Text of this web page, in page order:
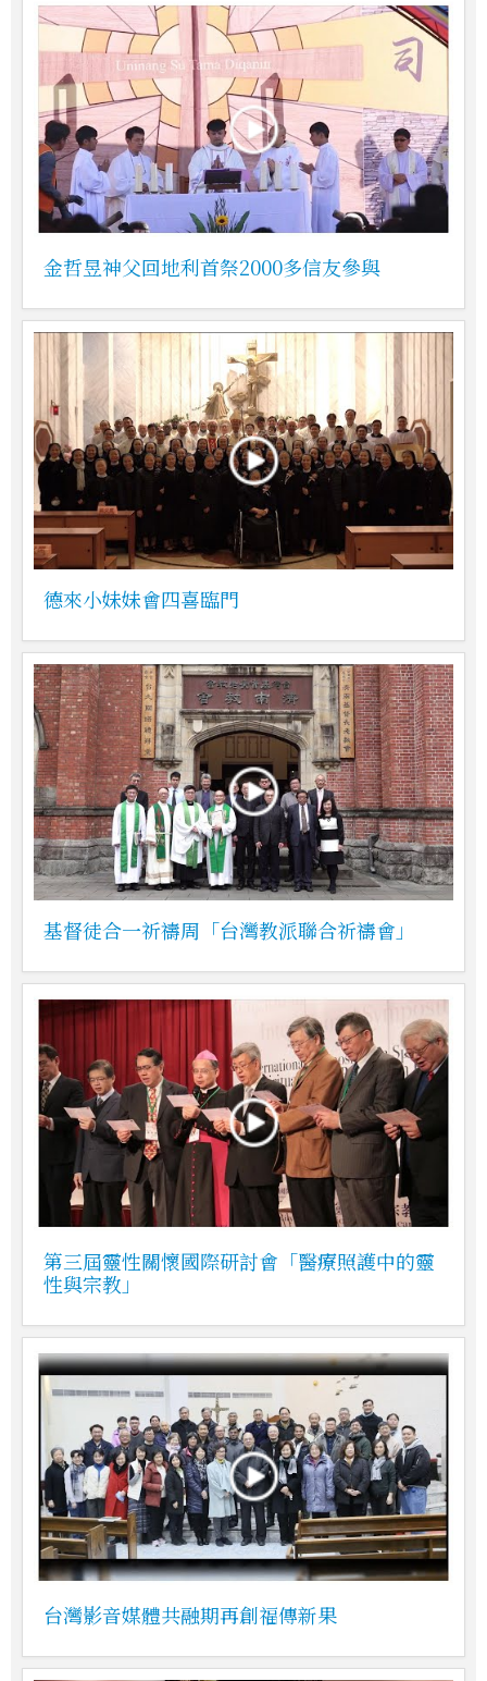
金哲昱神父回地利首祭2000多信友參與
德來小妹妹會四喜臨門
基督徒合一祈禱周「台灣教派聯合祈禱會」
第三屆靈性關懷國際研討會「醫療照護中的靈
性與宗教」
台灣影音媒體共融期再創福傳新果